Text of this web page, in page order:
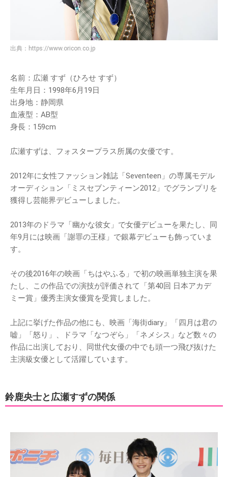
出典： https://www.oricon.co.jp
名前：広瀬 すず（ひろせ すず）
生年月日：1998年6月19日
出身地：静岡県
血液型：AB型
身長：159cm
広瀬すずは、フォスタープラス所属の女優です。
2012年に女性ファッション雑誌「Seventeen」の専属モデル
オーディション「ミスセブンティーン2012」でグランプリを
獲得し芸能界デビューしました。
2013年のドラマ「幽かな彼女」で女優デビューを果たし、同
年9月には映画「謝罪の王様」で銀幕デビューも飾っていま
す。
その後2016年の映画「ちはやふる」で初の映画単独主演を果
たし、この作品での演技が評価されて「第40回 日本アカデ
ミー賞」優秀主演女優賞を受賞しました。
上記に挙げた作品の他にも、映画「海街diary」「四月は君の
嘘」「怒り」、ドラマ「なつぞら」「ネメシス」など数々の
作品に出演しており、同世代女優の中でも頭一つ飛び抜けた
主演級女優として活躍しています。
鈴鹿央士と広瀬すずの関係